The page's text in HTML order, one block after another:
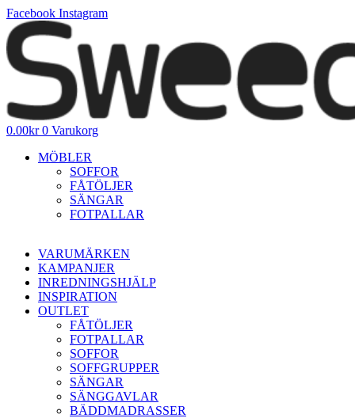
Hoppa
till
innehåll
Facebook Instagram
0.00kr 0 Varukorg
MÖBLER
SOFFOR
FÅTÖLJER
SÄNGAR
FOTPALLAR
VARUMÄRKEN
KAMPANJER
INREDNINGSHJÄLP
INSPIRATION
OUTLET
FÅTÖLJER
FOTPALLAR
SOFFOR
SOFFGRUPPER
SÄNGAR
SÄNGGAVLAR
BÄDDMADRASSER